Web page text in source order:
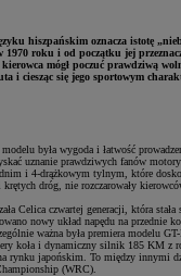
hiszpańskim oznacza istotę
roku i od początku jej
mógł poczuć prawdziwą
i ciesząc się jego sportowym
była wygoda i łatwość
uznanie prawdziwych fanów
i 4-drążkowym tylnym, które
dróg, nie rozczarowały
Celica czwartej generacji, która stała
nowy układ napędu na przednie
ważna była premiera modelu
koła i dynamiczny silnik 185 KM z
rynku japońskim. To między innymi
(WRC).